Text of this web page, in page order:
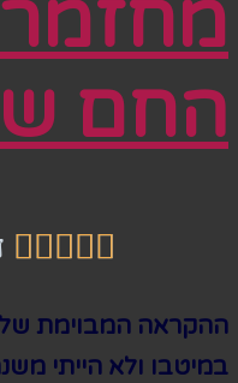
מחזמר
החם





ההקראה המבוימת של
במיטבו ולא הייתי